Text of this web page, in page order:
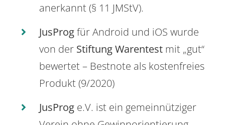
anerkannt (§ 11 JMStV).
JusProgfür Android und iOS wurde
von der Stiftung Warentest mit „gut“
bewertet – Bestnote als kostenfreies
Produkt (9/2020)
JusProg e.V. ist ein gemeinnütziger